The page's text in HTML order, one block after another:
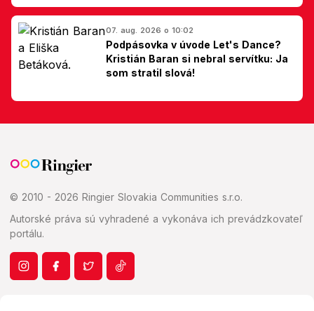
Slovákom
07. aug. 2026 o 10:02
Podpásovka v úvode Let's Dance?
Kristián Baran si nebral servítku: Ja
som stratil slová!
© 2010 - 2026 Ringier Slovakia Communities s.r.o.
Autorské práva sú vyhradené a vykonáva ich prevádzkovateľ
portálu.